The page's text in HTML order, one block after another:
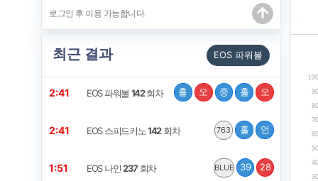
최근 결과 EOS 파워볼
2:40 EOS 파워볼142회차 홀 오 중 홀 오
2:40 EOS 스피드키노142회차 763 홀 언
1:50 EOS 나인237 회차 BLUE 39 28
30
40
50
60
70
80
90
100